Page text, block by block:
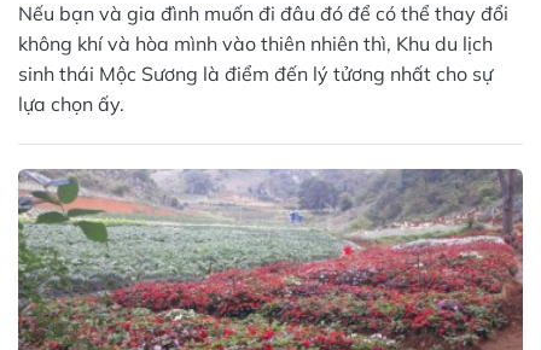
Nếu bạn và gia đình muốn đi đâu đó để có thể thay đổi
không khí và hòa mình vào thiên nhiên thì, Khu du lịch
sinh thái Mộc Sương là điểm đến lý tửơng nhất cho sự
lựa chọn ấy.